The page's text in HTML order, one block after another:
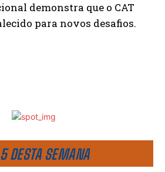
DESTA SEMANA
demonstra que o CAT
para novos desafios.